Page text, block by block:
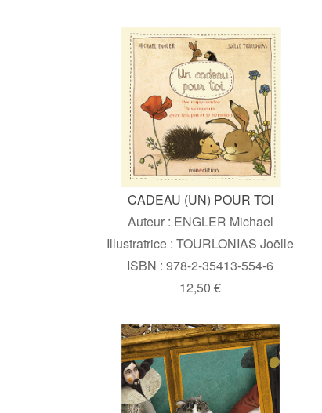
CADEAU (UN) POUR TOI
Auteur : ENGLER Michael
Illustratrice : TOURLONIAS Joëlle
ISBN : 978-2-35413-554-6
12,50 €